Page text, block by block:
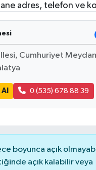
adres, telefon ve
Cumhuriyet
0 (535) 678 88 39
boyunca açık
açık kalabilir veya